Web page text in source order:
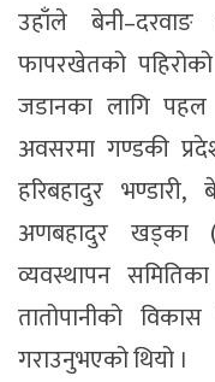
उहाँले
फापरखेतको पहिरोको
जडानका लागि पहल
अवसरमा गण्डकी
हरिबहादुर
अणबहादुर खड्का
व्यवस्थापन
तातोपानीको
गराउनुभएको थियो ।